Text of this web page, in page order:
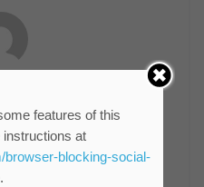
и канализација"
features of this
at
browser-blocking-social-